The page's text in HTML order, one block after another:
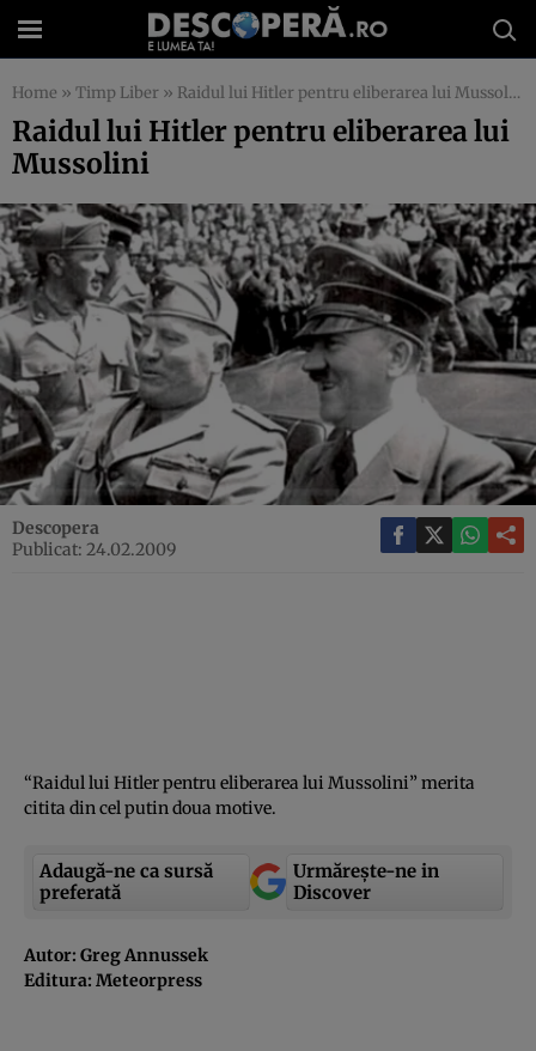
Home » Timp Liber » Raidul lui Hitler pentru eliberarea lui Mussolini
Raidul lui Hitler pentru eliberarea lui
Mussolini
Descopera
Publicat: 24.02.2009
“Raidul lui Hitler pentru eliberarea lui Mussolini” merita
citita din cel putin doua motive.
Adaugă-ne ca sursă
preferată
Urmărește-ne in
Discover
Autor: Greg Annussek
Editura: Meteorpress